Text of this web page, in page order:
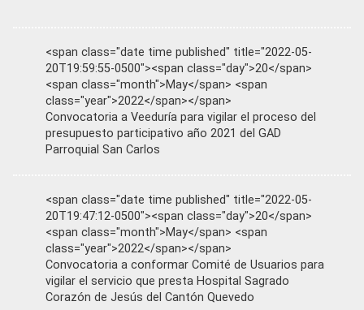
<span class="date time published" title="2022-05-
20T19:59:55-0500"><span class="day">20</span>
<span class="month">May</span> <span
class="year">2022</span></span>
Convocatoria a Veeduría para vigilar el proceso del
presupuesto participativo año 2021 del GAD
Parroquial San Carlos
<span class="date time published" title="2022-05-
20T19:47:12-0500"><span class="day">20</span>
<span class="month">May</span> <span
class="year">2022</span></span>
Convocatoria a conformar Comité de Usuarios para
vigilar el servicio que presta Hospital Sagrado
Corazón de Jesús del Cantón Quevedo